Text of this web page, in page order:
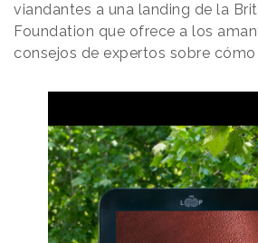
viandantes a una landing de la
Foundation que ofrece a los
consejos de expertos sobre